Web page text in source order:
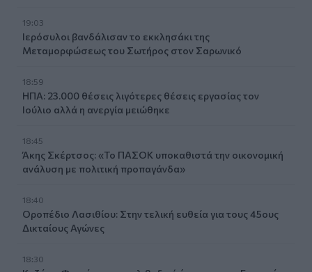
19:03
Ιερόσυλοι βανδάλισαν το εκκλησάκι της
Μεταμορφώσεως του Σωτήρος στον Σαρωνικό
18:59
ΗΠΑ: 23.000 θέσεις λιγότερες θέσεις εργασίας τον
Ιούλιο αλλά η ανεργία μειώθηκε
18:45
Άκης Σκέρτσος: «Το ΠΑΣΟΚ υποκαθιστά την οικονομική
ανάλυση με πολιτική προπαγάνδα»
18:40
Οροπέδιο Λασιθίου: Στην τελική ευθεία για τους 45ους
Δικταίους Αγώνες
18:30